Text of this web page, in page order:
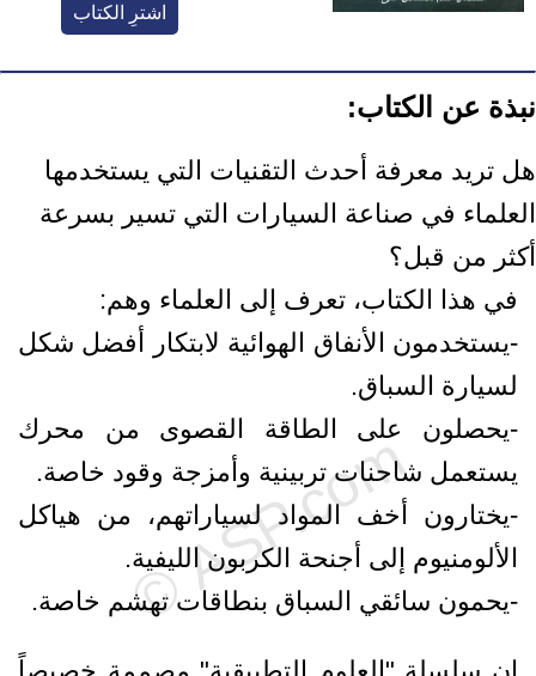
اشترِ الكتاب
نبذة عن الكتاب:
هل تريد معرفة أحدث التقنيات التي يستخدمها
العلماء في صناعة السيارات التي تسير بسرعة
أكثر من قبل؟
في هذا الكتاب، تعرف إلى العلماء وهم:
-يستخدمون الأنفاق الهوائية لابتكار أفضل شكل
لسيارة السباق.
-يحصلون على الطاقة القصوى من محرك
يستعمل شاحنات تربينية وأمزجة وقود خاصة.
-يختارون أخف المواد لسياراتهم، من هياكل
الألومنيوم إلى أجنحة الكربون الليفية.
-يحمون سائقي السباق بنطاقات تهشم خاصة.
إن سلسلة "العلوم التطبيقية" مصممة خصيصاً